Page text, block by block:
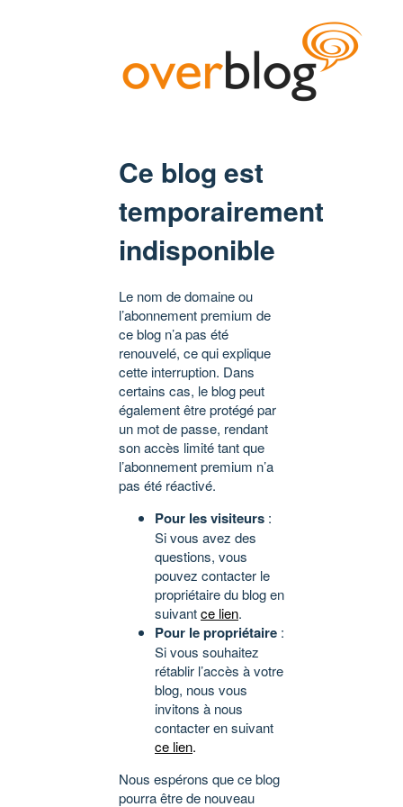
Ce blog est
temporairement
indisponible
Le nom de domaine ou
l’abonnement premium de
ce blog n’a pas été
renouvelé, ce qui explique
cette interruption. Dans
certains cas, le blog peut
également être protégé par
un mot de passe, rendant
son accès limité tant que
l’abonnement premium n’a
pas été réactivé.
Pour les visiteurs :
Si vous avez des
questions, vous
pouvez contacter le
propriétaire du blog en
suivantce lien.
Pour le propriétaire :
Si vous souhaitez
rétablir l’accès à votre
blog, nous vous
invitons à nous
contacter en suivant
ce lien.
Nous espérons que ce blog
pourra être de nouveau